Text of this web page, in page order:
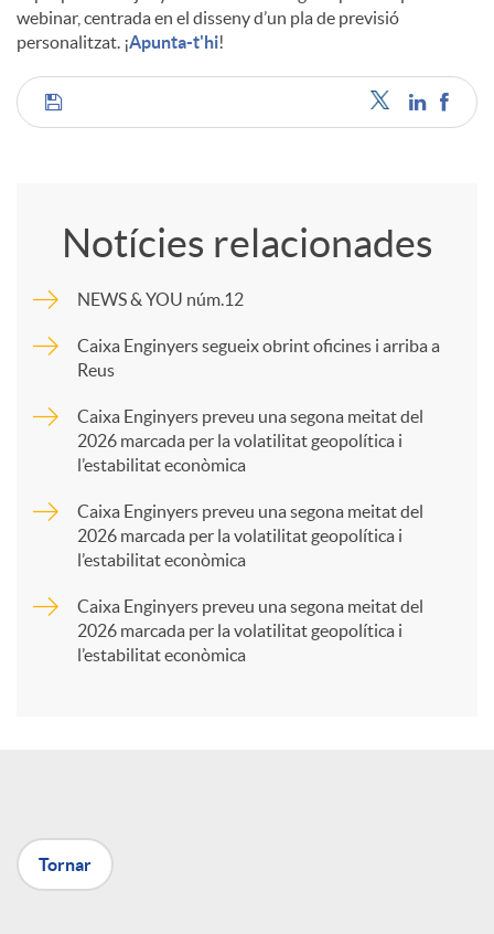
webinar, centrada en el disseny d’un pla de previsió
personalitzat. ¡Apunta-t'hi!
C
m
p
a
X
Notícies relacionades
NEWS & YOU núm.12
Caixa Enginyers segueix obrint oficines i arriba a
Reus
Caixa Enginyers preveu una segona meitat del
2026 marcada per la volatilitat geopolítica i
l’estabilitat econòmica
Caixa Enginyers preveu una segona meitat del
2026 marcada per la volatilitat geopolítica i
l’estabilitat econòmica
Caixa Enginyers preveu una segona meitat del
2026 marcada per la volatilitat geopolítica i
l’estabilitat econòmica
Tornar